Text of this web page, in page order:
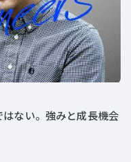
はない。強みと成長機会